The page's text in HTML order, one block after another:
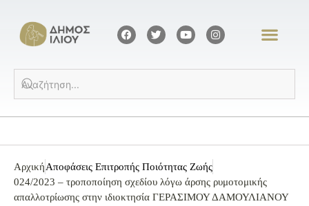
ΑρχικήΑποφάσεις Επιτροπής Ποιότητας Ζωής
024/2023 – τροποποίηση σχεδίου λόγω άρσης ρυμοτομικής
απαλλοτρίωσης στην ιδιοκτησία ΓΕΡΑΣΙΜΟΥ ΔΑΜΟΥΛΙΑΝΟΥ